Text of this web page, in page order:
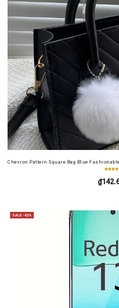
Chevron Pattern Square Bag Blue
SALE -42%